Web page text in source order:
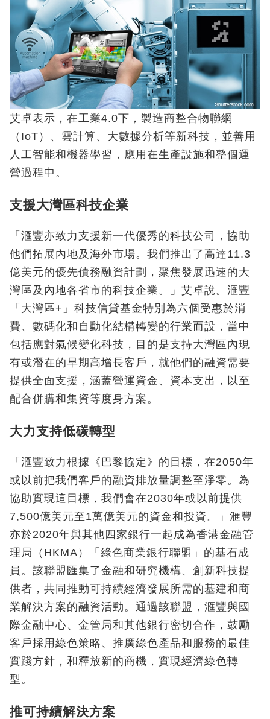
艾卓表示，在工業4.0下，製造商整合物聯網
（IoT）、雲計算、大數據分析等新科技，並善用
人工智能和機器學習，應用在生產設施和整個運
營過程中。
支援大灣區科技企業
「滙豐亦致力支援新一代優秀的科技公司，協助
他們拓展內地及海外市場。我們推出了高達11.3
億美元的優先債務融資計劃，聚焦發展迅速的大
灣區及內地各省市的科技企業。」艾卓說。滙豐
「大灣區+」科技信貸基金特別為六個受惠於消
費、數碼化和自動化結構轉變的行業而設，當中
包括應對氣候變化科技，目的是支持大灣區內現
有或潛在的早期高增長客戶，就他們的融資需要
提供全面支援，涵蓋營運資金、資本支出，以至
配合併購和集資等度身方案。
大力支持低碳轉型
「滙豐致力根據《巴黎協定》的目標，在2050年
或以前把我們客戶的融資排放量調整至淨零。為
協助實現這目標，我們會在2030年或以前提供
7,500億美元至1萬億美元的資金和投資。」滙豐
亦於2020年與其他四家銀行一起成為香港金融管
理局（HKMA）「綠色商業銀行聯盟」的基石成
員。該聯盟匯集了金融和研究機構、創新科技提
供者，共同推動可持續經濟發展所需的基建和商
業解決方案的融資活動。通過該聯盟，滙豐與國
際金融中心、金管局和其他銀行密切合作，鼓勵
客戶採用綠色策略、推廣綠色產品和服務的最佳
實踐方針，和釋放新的商機，實現經濟綠色轉
型。
推可持續解決方案